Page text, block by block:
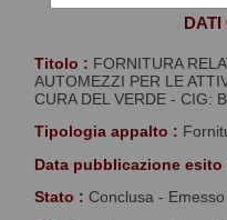
DATI
Titolo : FORNITURA
AUTOMEZZI PER LE
CURA DEL VERDE - CIG:
Tipologia appalto :
Data pubblicazione esito
Stato : Conclusa -